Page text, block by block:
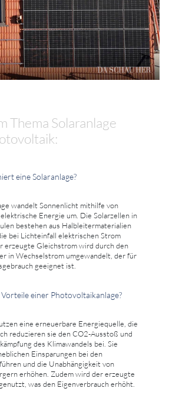
Thema Solaranlage
eine Solaranlage?
wandelt Sonnenlicht mithilfe von
Energie um. Die Solarzellen in
bestehen aus Halbleitermaterialien
bei Lichteinfall elektrischen Strom
erzeugte Gleichstrom wird durch den
in Wechselstrom umgewandelt, der für
geeignet ist.
einer Photovoltaikanlage?
eine erneuerbare Energiequelle, die
reduzieren sie den CO2-Ausstoß und
des Klimawandels bei. Sie
Einsparungen bei den
und die Unabhängigkeit von
erhöhen. Zudem wird der erzeugte
was den Eigenverbrauch erhöht.